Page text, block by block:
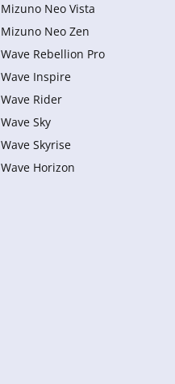
Mizuno Neo Vista
Mizuno Neo Zen
Wave Rebellion Pro
Wave Inspire
Wave Rider
Wave Sky
Wave Skyrise
Wave Horizon